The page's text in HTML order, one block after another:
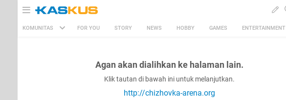
KOMUNITAS FOR YOU STORY NEWS HOBBY GAMES ENTERTAINMENT
Agan akan dialihkan ke halaman lain.
Klik tautan di bawah ini untuk melanjutkan.
http://chizhovka-arena.org